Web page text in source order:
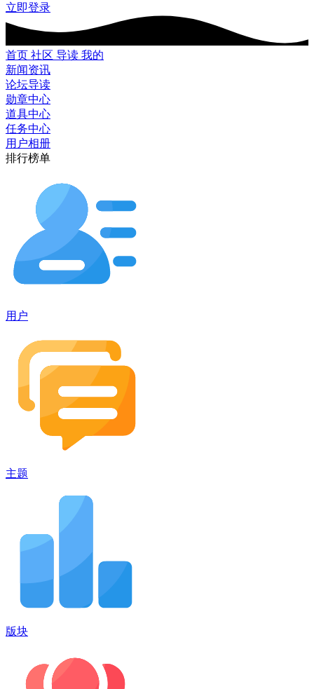
立即登录
首页 社区 导读 我的
新闻资讯
论坛导读
勋章中心
道具中心
任务中心
用户相册
排行榜单
用户
主题
版块